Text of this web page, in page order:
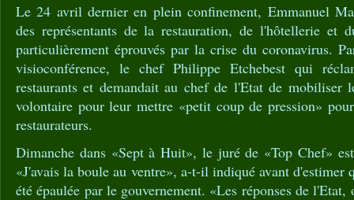
Le 24 avril dernier en plein confinement, Emmanuel
des représentants de la restauration, de l'hôtellerie et
particulièrement éprouvés par la crise du coronavirus.
visioconférence, le chef Philippe Etchebest qui
restaurants et demandait au chef de l'Etat de mobiliser
volontaire pour leur mettre «petit coup de pression»
restaurateurs.
Dimanche dans «Sept à Huit», le juré de «Top Chef»
«J'avais la boule au ventre», a-t-il indiqué avant d'estimer
été épaulée par le gouvernement. «Les réponses de